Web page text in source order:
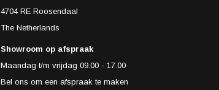
4704 RE Roosendaal
The Netherlands
Showroom op afspraak
Maandag t/m vrijdag 09.00 - 17.00
Bel ons om een afspraak te maken